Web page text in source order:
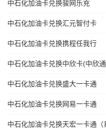
中石化加油卡兑换骏网乐充
中石化加油卡兑换汇元智付卡
中石化加油卡兑换携程任我行
中石化加油卡兑换中欣卡(中欣
中石化加油卡兑换盛大一卡通
中石化加油卡兑换网易一卡通
中石化加油卡兑换天宏一卡通（